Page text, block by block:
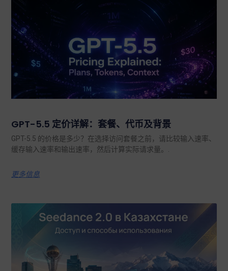
GPT-5.5 定价详解：套餐、代币及背景
GPT-5.5 的价格是多少？在选择访问套餐之前，请比较输入速率、
缓存输入速率和输出速率，然后计算实际请求量。.
更多信息